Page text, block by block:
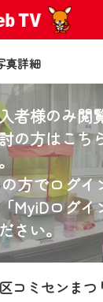
詳細
者様のみ閲
の方はこち
方でログイ
MyiDログイ
さい。
コミセンまつ
知ら
ス『CCNet
ニューアルし